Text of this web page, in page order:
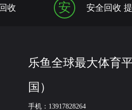
收 安 安全回收
乐鱼全球最大体育
国）
手机：13917828264